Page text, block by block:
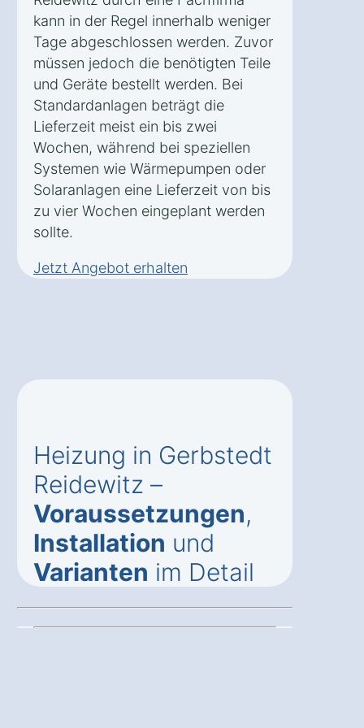
kann in der Regel innerhalb weniger
Tage abgeschlossen werden. Zuvor
müssen jedoch die benötigten Teile
und Geräte bestellt werden. Bei
Standardanlagen beträgt die
Lieferzeit meist ein bis zwei
Wochen, während bei speziellen
Systemen wie Wärmepumpen oder
Solaranlagen eine Lieferzeit von bis
zu vier Wochen eingeplant werden
sollte.
Jetzt Angebot erhalten
Heizung in Gerbstedt
Reidewitz –
Voraussetzungen,
Installation und
Varianten im Detail